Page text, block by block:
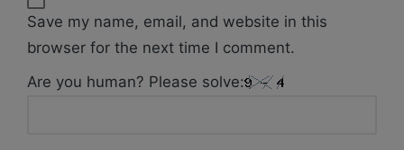
Save my name, email, and website in this
browser for the next time I comment.
Are you human? Please solve: